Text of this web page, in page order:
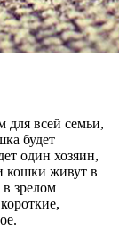
для всей семьи,
будет
один хозяин,
кошки живут в
зрелом